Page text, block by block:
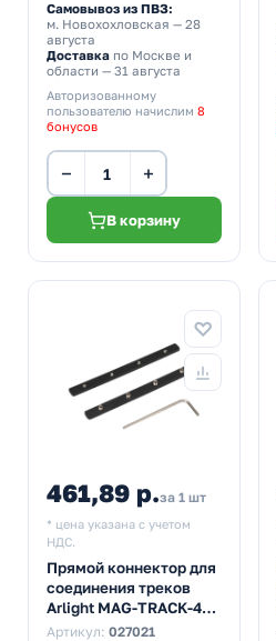
Самовывоз из ПВЗ:
м. Новохохловская — 28
августа
Доставка по Москве и
области — 31 августа
Авторизованному
пользователю начислим 8
бонусов
− +
В корзину
461,89 р.за 1 шт
* цена указана с учетом
НДС.
Прямой коннектор для
соединения треков
Arlight MAG-TRACK-45
в линию,
Артикул: 027021